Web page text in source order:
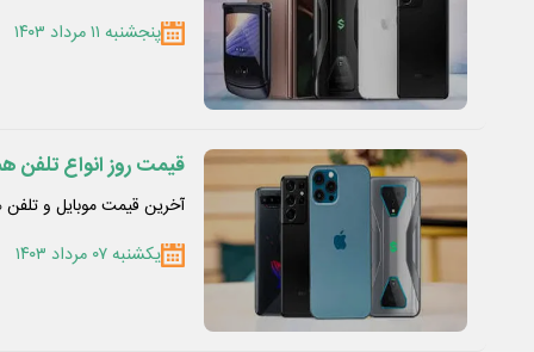
پنجشنبه ۱۱ مرداد ۱۴۰۳
قیمت روز انواع تلفن همراه در ۷
آخرین قیمت موبایل و تلفن همراه در
یکشنبه ۰۷ مرداد ۱۴۰۳